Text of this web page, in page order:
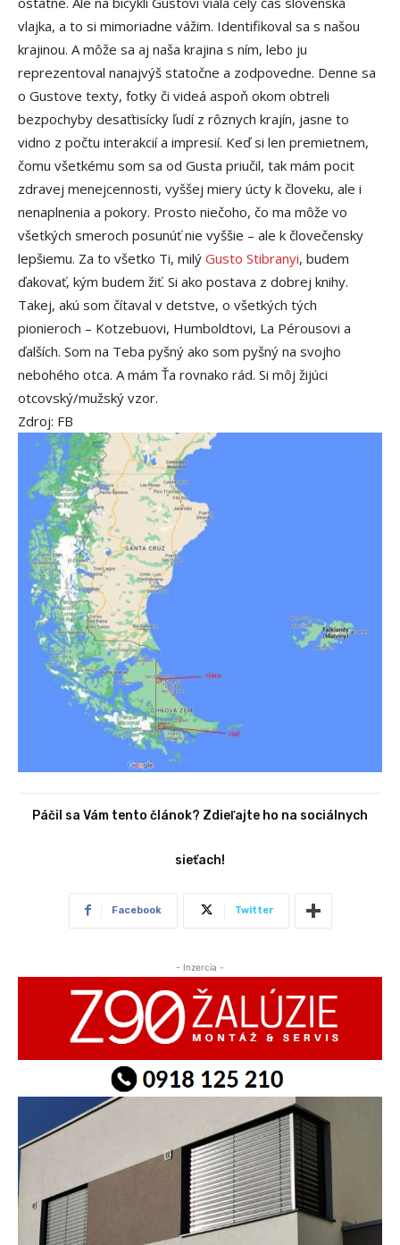
vlajka, a to si mimoriadne vážim. Identifikoval sa s našou
krajinou. A môže sa aj naša krajina s ním, lebo ju
reprezentoval nanajvýš statočne a zodpovedne. Denne sa
o Gustove texty, fotky či videá aspoň okom obtreli
bezpochyby desaťtisícky ľudí z rôznych krajín, jasne to
vidno z počtu interakcií a impresií. Keď si len premietnem,
čomu všetkému som sa od Gusta priučil, tak mám pocit
zdravej menejcennosti, vyššej miery úcty k človeku, ale i
nenaplnenia a pokory. Prosto niečoho, čo ma môže vo
všetkých smeroch posunúť nie vyššie – ale k človečensky
lepšiemu. Za to všetko Ti, milý Gusto Stibranyi, budem
ďakovať, kým budem žiť. Si ako postava z dobrej knihy.
Takej, akú som čítaval v detstve, o všetkých tých
pionieroch – Kotzebuovi, Humboldtovi, La Pérousovi a
ďalších. Som na Teba pyšný ako som pyšný na svojho
nebohého otca. A mám Ťa rovnako rád. Si môj žijúci
otcovský/mužský vzor.
Zdroj: FB
Páčil sa Vám tento článok? Zdieľajte ho na sociálnych
sieťach!
Facebook Twitter
- Inzercia -